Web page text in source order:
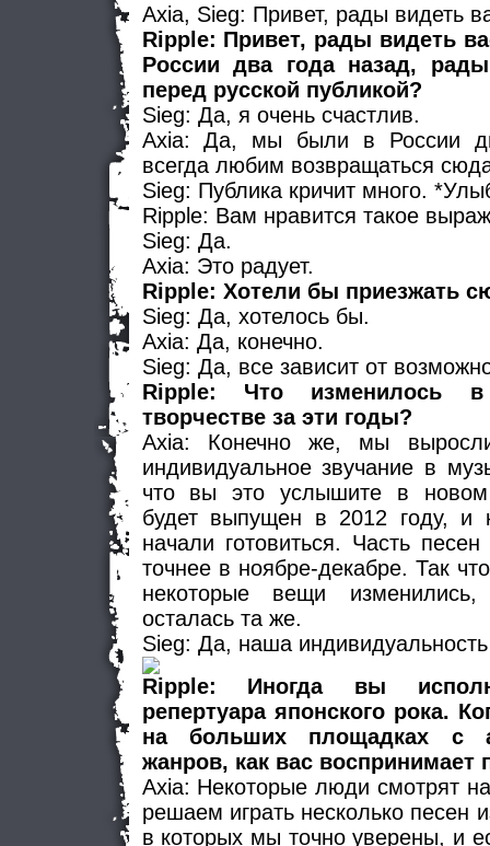
Axia, Sieg: Привет, рады видеть
Ripple: Привет, рады видеть
России два года назад,
перед русской публикой?
Sieg: Да, я очень счастлив.
Axia: Да, мы были в России
всегда любим возвращаться
Sieg: Публика кричит много.
Ripple: Вам нравится такое
Sieg: Да.
Axia: Это радует.
Ripple: Хотели бы приезжать
Sieg: Да, хотелось бы.
Axia: Да, конечно.
Sieg: Да, все зависит от
Ripple: Что изменилось
творчестве за эти годы?
Axia: Конечно же, мы
индивидуальное звучание в
что вы это услышите в
будет выпущен в 2012 году, и
начали готовиться. Часть
точнее в ноябре-декабре. Так
некоторые вещи
осталась та же.
Sieg: Да, наша
Ripple: Иногда вы
репертуара японского рока.
на больших площадках с
жанров, как вас воспринимает
Axia: Некоторые люди смотрят
решаем играть несколько песен
в которых мы точно уверены, и